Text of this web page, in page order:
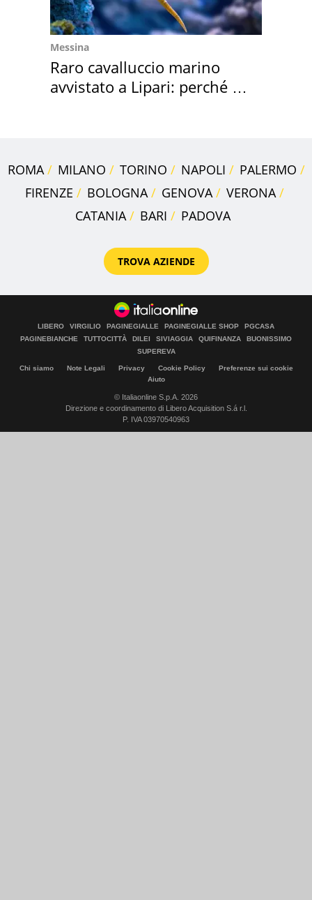
Messina
Raro cavalluccio marino
avvistato a Lipari: perché è
ROMA MILANO TORINO NAPOLI
PALERMO
FIRENZE
BOLOGNA GENOVA
VERONA
CATANIA
BARI PADOVA
TROVA AZIENDE
LIBERO VIRGILIO PAGINEGIALLE PAGINEGIALLE SHOP
PGCASA
PAGINEBIANCHE
TUTTOCITTÀ DILEI SIVIAGGIA QUIFINANZA
BUONISSIMO
SUPEREVA
Chi siamo Note Legali Privacy Cookie Policy
Preferenze sui cookie
Aiuto
© Italiaonline S.p.A. 2026
Direzione e coordinamento di Libero Acquisition S.á r.l.
P. IVA 03970540963